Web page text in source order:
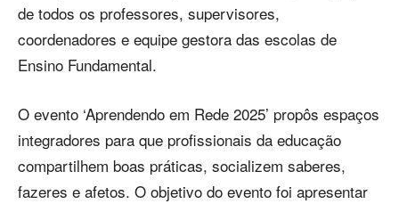
de todos os professores, supervisores,
coordenadores e equipe gestora das escolas de
Ensino Fundamental.
O evento ‘Aprendendo em Rede 2025’ propôs espaços
integradores para que profissionais da educação
compartilhem boas práticas, socializem saberes,
fazeres e afetos. O objetivo do evento foi apresentar